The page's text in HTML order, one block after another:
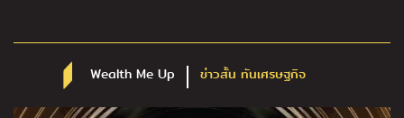
Wealth Me Up ข่าวสั้น ทันเศรษฐกิจ